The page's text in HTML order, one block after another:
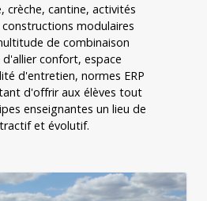
crèche, cantine, activités
modulaires
de combinaison
confort, espace
d'entretien, normes ERP
d'offrir aux élèves tout
enseignantes un lieu de
et évolutif.